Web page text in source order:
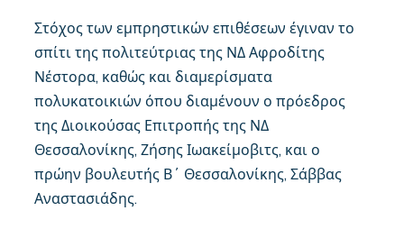
Στόχος των εμπρηστικών επιθέσεων έγιναν το
σπίτι της πολιτεύτριας της ΝΔ Αφροδίτης
Νέστορα, καθώς και διαμερίσματα
πολυκατοικιών όπου διαμένουν ο πρόεδρος
της Διοικούσας Επιτροπής της ΝΔ
Θεσσαλονίκης, Ζήσης Ιωακείμοβιτς, και ο
πρώην βουλευτής Β΄ Θεσσαλονίκης, Σάββας
Αναστασιάδης.